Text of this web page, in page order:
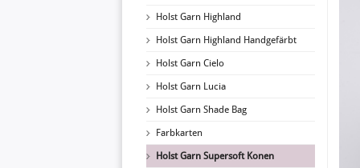
Holst Garn Highland
Holst Garn Highland Handgefärbt
Holst Garn Cielo
Holst Garn Lucia
Holst Garn Shade Bag
Farbkarten
Holst Garn Supersoft Konen